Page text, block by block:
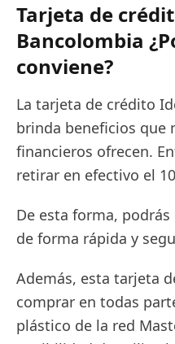
Tarjeta de
Bancolombia
conviene?
La tarjeta de crédito
brinda beneficios que
financieros ofrecen.
retirar en efectivo el
De esta forma,
de forma rápida y
Además, esta tarjeta
comprar en todas
plástico de la red